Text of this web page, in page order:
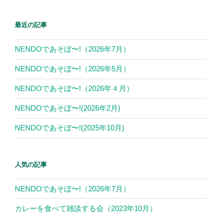
最近の記事
NENDOであそぼ〜!（2026年7月）
NENDOであそぼ〜!（2026年5月）
NENDOであそぼ〜!（2026年４月）
NENDOであそぼ〜!(2026年2月)
NENDOであそぼ〜!(2025年10月)
人気の記事
NENDOであそぼ〜!（2026年7月）
カレーを食べて雑談する会（2023年10月）